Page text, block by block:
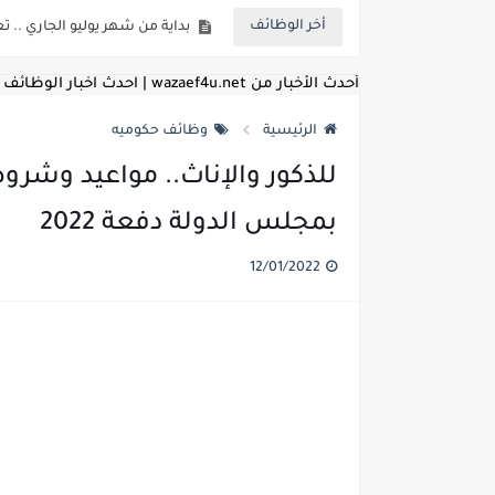
أخر الوظائف للمؤهلات العليا ..اعلان وظائف
اعلان وظائف وزارة التعليم
اعلان وظائف الهيئة
اعلان وظائف الشركة
مسابقة معلمي الحصه
اعلان وظائف الهيئة القومية
أحدث الأخبار من wazaef4u.net | احدث اخبار الوظائف
الرئيسية وظائف حكوميه
للذكور والإناث.. مواعيد
بمجلس الدولة دفعة 2022